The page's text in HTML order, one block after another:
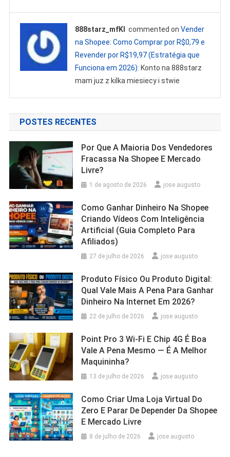
888starz_mfKl commented onVender
na Shopee: Como Comprar por R$0,79 e
Revender por R$19,97 (Estratégia que
Funciona em 2026): Konto na 888starz
mam juz z kilka miesiecy i stwie
POSTES RECENTES
Por Que A Maioria Dos Vendedores
Fracassa Na Shopee E Mercado
Livre?
1 de agosto de 2026 jose augusto
Como Ganhar Dinheiro Na Shopee
Criando Vídeos Com Inteligência
Artificial (Guia Completo Para
Afiliados)
27 de julho de 2026 jose augusto
Produto Físico Ou Produto Digital:
Qual Vale Mais A Pena Para Ganhar
Dinheiro Na Internet Em 2026?
22 de julho de 2026 jose augusto
Point Pro 3 Wi‑Fi E Chip 4G É Boa
Vale A Pena Mesmo — É A Melhor
Maquininha?
13 de julho de 2026 jose augusto
Como Criar Uma Loja Virtual Do
Zero E Parar De Depender Da Shopee
E Mercado Livre
8 de julho de 2026 jose augusto